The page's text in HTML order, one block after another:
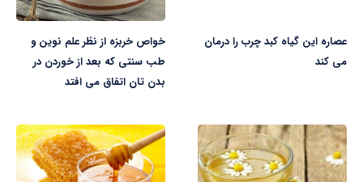
عصاره این گیاه کبد چرب را درمان
می کند
خواص خربزه از نظر علم نوین و
طب سنتی که بعد از خوردن در
بدن تان اتفاق می افتد